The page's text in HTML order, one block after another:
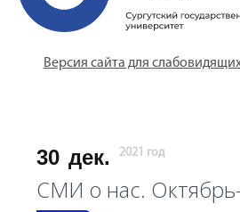
Версия сайта для
30 дек. 2021 год
СМИ о нас.